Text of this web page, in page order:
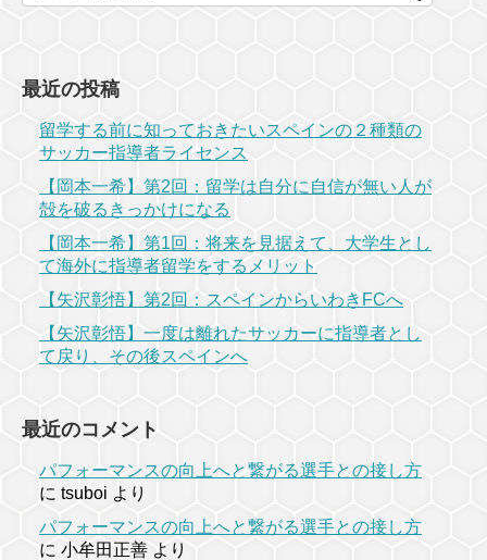
最近の投稿
留学する前に知っておきたいスペインの２種類の
サッカー指導者ライセンス
【岡本一希】第2回：留学は自分に自信が無い人が
殻を破るきっかけになる
【岡本一希】第1回：将来を見据えて、大学生とし
て海外に指導者留学をするメリット
【矢沢彰悟】第2回：スペインからいわきFCへ
【矢沢彰悟】一度は離れたサッカーに指導者とし
て戻り、その後スペインへ
最近のコメント
パフォーマンスの向上へと繋がる選手との接し方
に tsuboi より
パフォーマンスの向上へと繋がる選手との接し方
に 小牟田正善 より